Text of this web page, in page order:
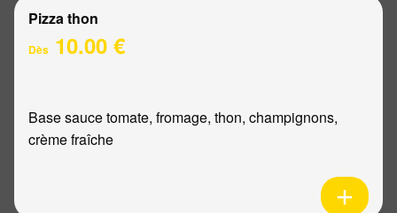
Pizza thon
Dès 10.00 €
Base sauce tomate, fromage, thon, champignons,
crème fraîche